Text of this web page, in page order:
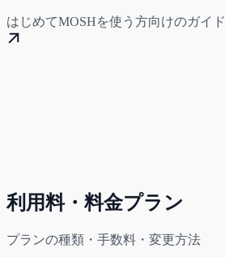
はじめてMOSHを使う方向けのガイド
利用料・料金プラン
プランの種類・手数料・変更方法